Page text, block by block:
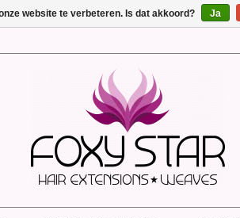
website te verbeteren. Is dat akkoord? Ja